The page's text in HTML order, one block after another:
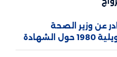
115 صادر عن وزير الصحة
العمومية بتاريخ 28 جويلية 1980 حول الشهادة